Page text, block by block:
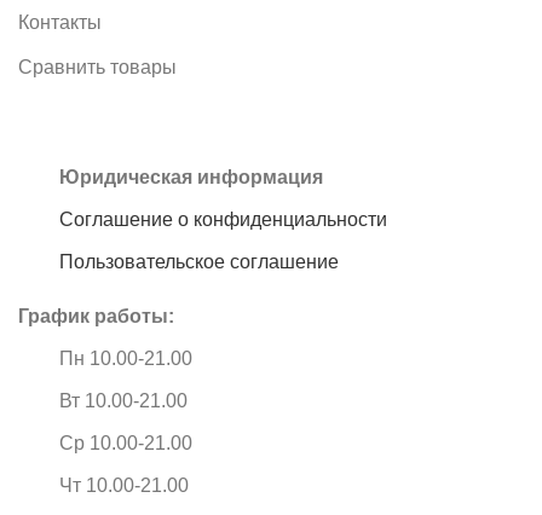
Контакты
Сравнить товары
Юридическая информация
Соглашение о конфиденциальности
Пользовательское соглашение
График работы:
Пн 10.00-21.00
Вт 10.00-21.00
Ср 10.00-21.00
Чт 10.00-21.00